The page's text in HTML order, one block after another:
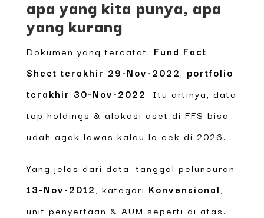
apa yang kita punya, apa
yang kurang
Dokumen yang tercatat: Fund Fact
Sheet terakhir 29-Nov-2022
portfolio
terakhir 30-Nov-2022. Itu artinya, data
top holdings & alokasi aset di FFS bisa
udah agak lawas kalau lo cek di 2026.
Yang jelas dari data: tanggal peluncuran
13-Nov-2012 , kategori Konvensional
unit penyertaan & AUM seperti di atas.